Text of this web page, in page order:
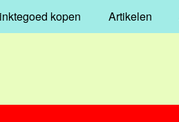
kopen Artikelen